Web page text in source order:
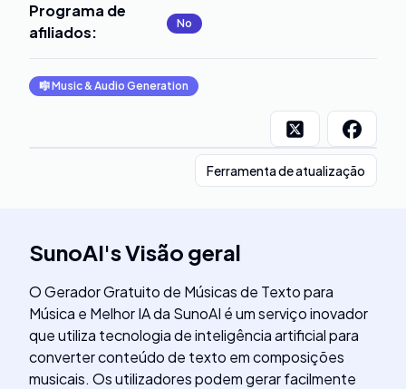
Programa de
afiliados: No
🎼Music & Audio Generation
Ferramenta de atualização
SunoAI'sVisão geral
O Gerador Gratuito de Músicas de Texto para
Música e Melhor IA da SunoAI é um serviço inovador
que utiliza tecnologia de inteligência artificial para
converter conteúdo de texto em composições
musicais. Os utilizadores podem gerar facilmente